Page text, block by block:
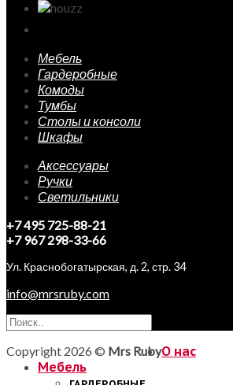
Мебель
Гардеробные
Комоды
Тумбы
Столы и консоли
Шкафы
Аксессуары
Ручки
Светильники
+7 495 725-88-21
+7 967 298-33-66
Ул. Краснобогатырская, д. 2, стр. 34
info@mrsruby.com
Copyright 2026 © Mrs RubyО нас
Мебель